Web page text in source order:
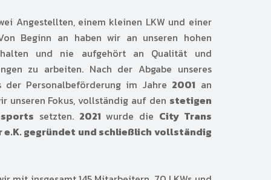
Angestellten, einem kleinen LKW und einer
Beginn an haben wir an unseren hohen
und nie aufgehört an Qualität und
zu arbeiten. Nach der Abgabe unseres
der Personalbeförderung im Jahre 2001 an
unseren Fokus, vollständig auf den stetigen
setzten. 2021 wurde die City Trans
gegründet und schließlich vollständig